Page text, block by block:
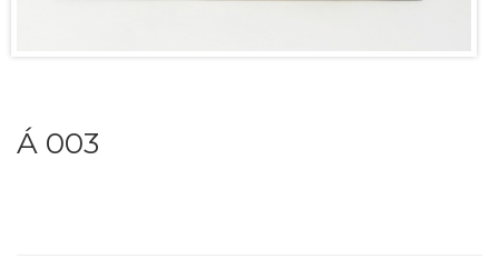
Á 003